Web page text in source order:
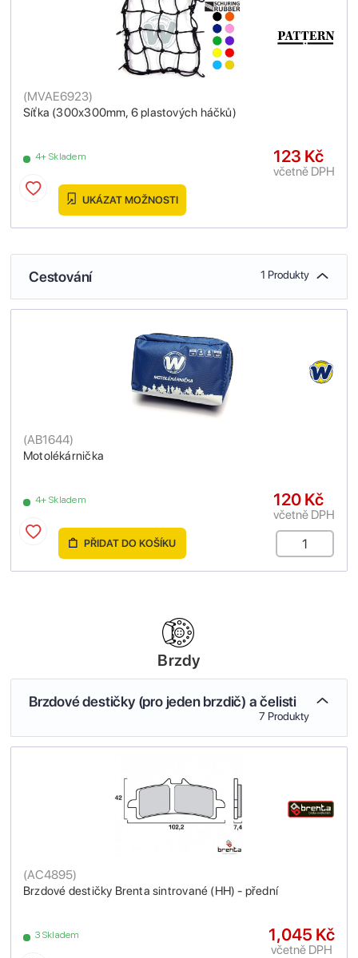
Síťka (300x300mm, 6 plastových háčků)
(MVAE6923)
4+ Skladem 123 Kč
včetně DPH
UKÁZAT MOŽNOSTI
Cestování 1 Produkty
Motolékárnička
(AB1644)
4+ Skladem 120 Kč
včetně DPH
PŘIDAT DO KOŠÍKU
Brzdy
Brzdové destičky (pro jeden brzdič) a čelisti
7 Produkty
Brzdové destičky Brenta sintrované (HH) - přední
(AC4895)
3 Skladem 1,045 Kč
včetně DPH